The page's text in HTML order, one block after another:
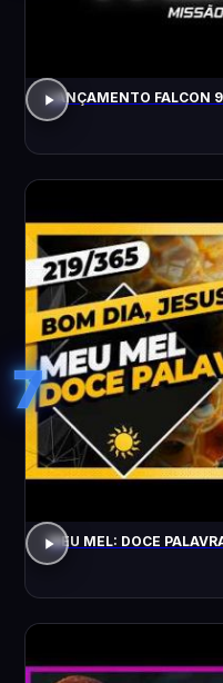
LANÇAMENTO FALCON
7
MEU MEL: DOCE